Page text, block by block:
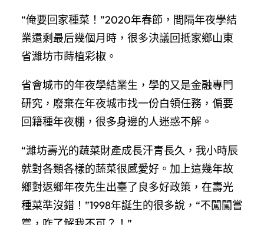
“俺要回家種菜！”2020年春節，間隔年夜學結
業還剩最后幾個月時，很多決議回抵家鄉山東
省濰坊市蒔植彩椒。
省會城市的年夜學結業生，學的又是金融專門
研究，廢棄在年夜城市找一份白領任務，偏要
回籍種年夜棚，很多身邊的人迷惑不解。
“濰坊壽光的蔬菜財產成長汗青長久，我小時辰
就對各類各樣的蔬菜很感愛好。加上這幾年故
鄉對返鄉年夜先生出臺了良多好政策，在壽光
種菜準沒錯！”1998年誕生的很多說，“不闖闖嘗